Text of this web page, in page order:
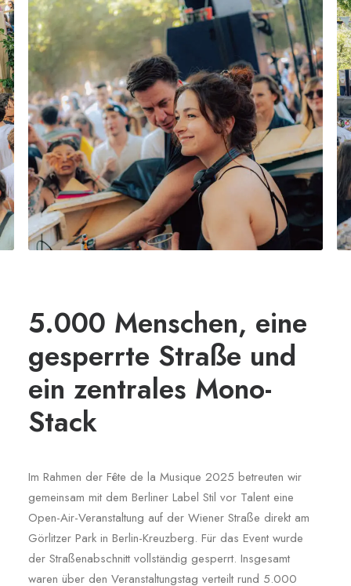
5.000 Menschen, eine
gesperrte Straße und
ein zentrales Mono-
Stack
Im Rahmen der Fête de la Musique 2025 betreuten wir
gemeinsam mit dem Berliner Label Stil vor Talent eine
Open-Air-Veranstaltung auf der Wiener Straße direkt am
Görlitzer Park in Berlin-Kreuzberg. Für das Event wurde
der Straßenabschnitt vollständig gesperrt. Insgesamt
waren über den Veranstaltungstag verteilt rund 5.000